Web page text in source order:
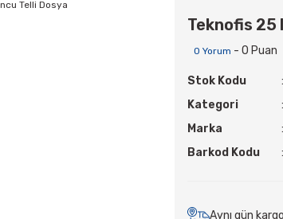
Teknofis 25
0 Yorum - 0 Puan
Stok Kodu
Kategori
Marka
Barkod Kodu
Aynı gün